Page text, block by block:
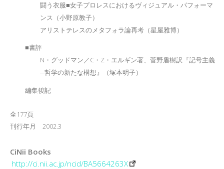
闘う衣服■女子プロレスにおけるヴィジュアル・パフォーマ
ンス（小野原教子）
アリストテレスのメタフォラ論再考（星屋雅博）
■書評
N・グッドマン／C・Z・エルギン著、菅野盾樹訳『記号主義
─哲学の新たな構想』（塚本明子）
編集後記
全177頁
刊行年月 2002.3
CiNii Books
http://ci.nii.ac.jp/ncid/BA5664263X